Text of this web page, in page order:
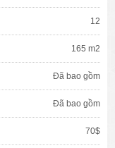
12
165 m2
Đã bao gồm
Đã bao gồm
70$